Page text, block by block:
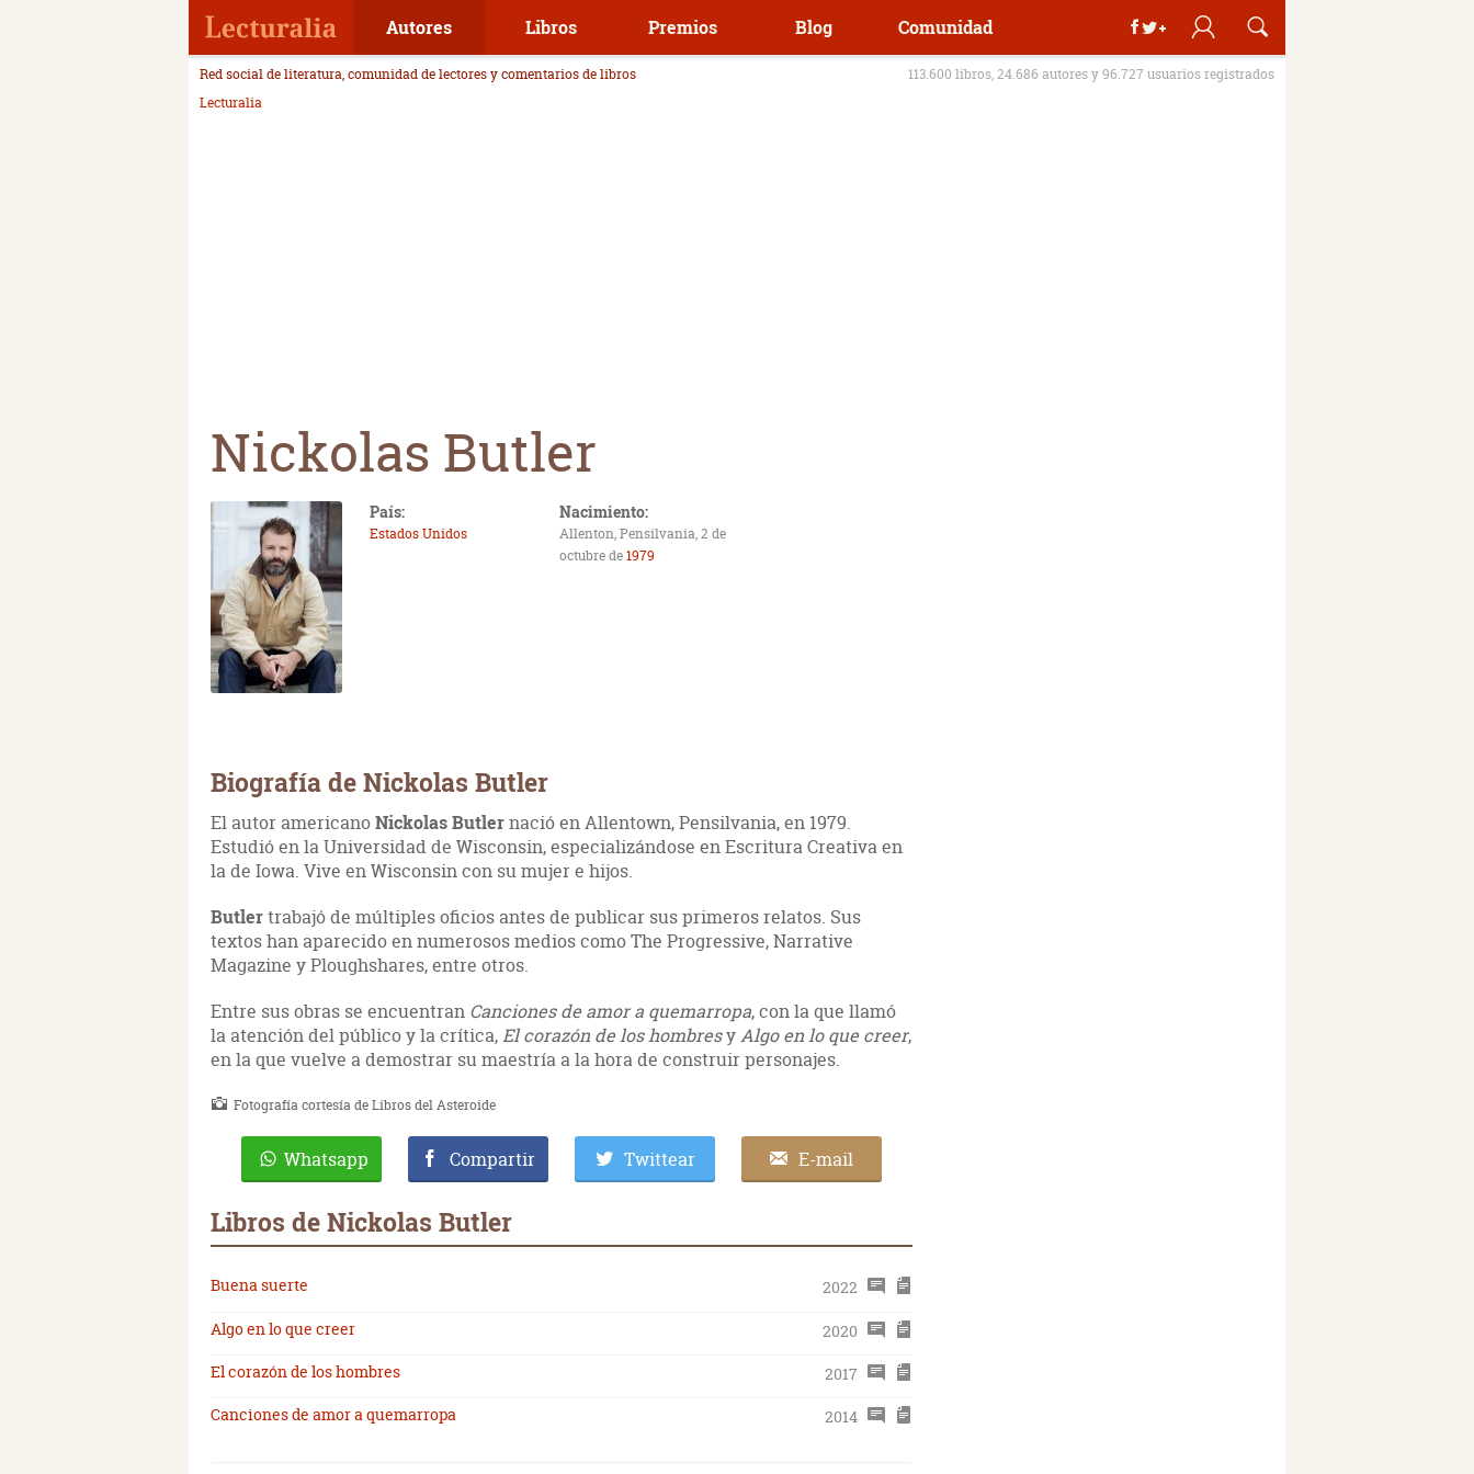
Autores Libros Premios Blog Comunidad
Red social de literatura, comunidad de lectores y comentarios de libros
113.600 libros, 24.686 autores y 96.727 usuarios registrados
Lecturalia
Nickolas Butler
País:
Estados Unidos
Nacimiento:
Allenton, Pensilvania, 2 de
octubre de1979
Biografía de Nickolas Butler
El autor americanoNickolas Butlernació en Allentown, Pensilvania, en 1979.
Estudió en la Universidad de Wisconsin, especializándose en Escritura Creativa en
la de Iowa. Vive en Wisconsin con su mujer e hijos.
Butlertrabajó de múltiples oficios antes de publicar sus primeros relatos. Sus
textos han aparecido en numerosos medios como The Progressive, Narrative
Magazine y Ploughshares, entre otros.
Entre sus obras se encuentran Canciones de amor a quemarropa, con la que llamó
la atención del público y la crítica,El corazón de los hombresyAlgo en lo que creer,
en la que vuelve a demostrar su maestría a la hora de construir personajes.
Fotografía cortesía de Libros del Asteroide
Whatsapp Compartir Twittear E-mail
Libros de Nickolas Butler
Buena suerte
2022
Algo en lo que creer
2020
El corazón de los hombres
2017
Canciones de amor a quemarropa
2014